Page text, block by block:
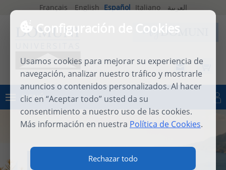
Configuración de Cookies
Usamos cookies para mejorar su experiencia de
navegación, analizar nuestro tráfico y mostrarle
anuncios o contenidos personalizados. Al hacer
clic en “Aceptar todo” usted da su
consentimiento a nuestro uso de las cookies.
Más información en nuestra Política de Cookies.
Rechazar todo
Français English Español Italiano العربية
MENÚ
INTERNATIONAL SUMMER